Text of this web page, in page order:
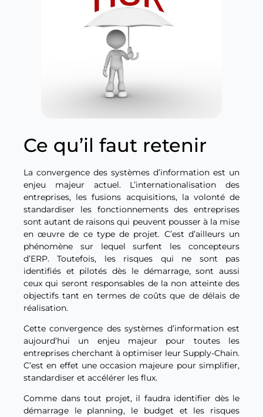
Ce qu’il faut retenir
La convergence des systèmes d’information est un
enjeu majeur actuel. L’internationalisation des
entreprises, les fusions acquisitions, la volonté de
standardiser les fonctionnements des entreprises
sont autant de raisons qui peuvent pousser à la mise
en œuvre de ce type de projet. C’est d’ailleurs un
phénomène sur lequel surfent les concepteurs
d’ERP. Toutefois, les risques qui ne sont pas
identifiés et pilotés dès le démarrage, sont aussi
ceux qui seront responsables de la non atteinte des
objectifs tant en termes de coûts que de délais de
réalisation.
Cette convergence des systèmes d’information est
aujourd’hui un enjeu majeur pour toutes les
entreprises cherchant à optimiser leur Supply-Chain.
C’est en effet une occasion majeure pour simplifier,
standardiser et accélérer les flux.
Comme dans tout projet, il faudra identifier dès le
démarrage le planning, le budget et les risques